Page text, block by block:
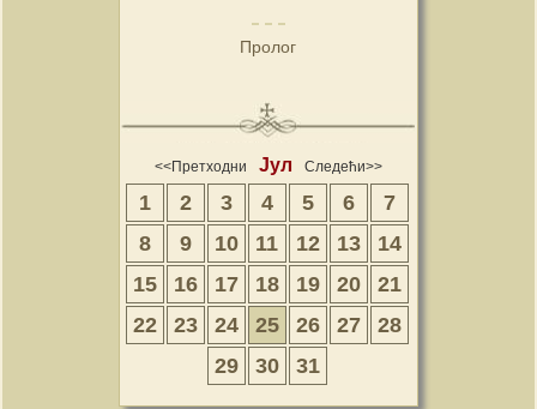
Пролог
<<Претходни Јул Следећи>>
1 2 3 4 5 6
7
8
9 10 11 12 13
14
15
16 17 18 19 20
21
22
23 24 25 26 27
28
29
30 31